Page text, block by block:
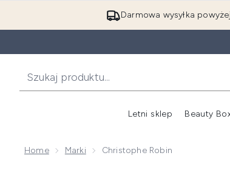
Darmowa wysyłka
Letni sklep Beauty
Home Marki Christophe Robin